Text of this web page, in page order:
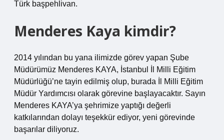
Türk başpehlivan.
Menderes Kaya kimdir?
2014 yılından bu yana ilimizde görev yapan Şube
Müdürümüz Menderes KAYA, İstanbul İl Milli Eğitim
Müdürlüğü’ne tayin edilmiş olup, burada İl Milli Eğitim
Müdür Yardımcısı olarak görevine başlayacaktır. Sayın
Menderes KAYA’ya şehrimize yaptığı değerli
katkılarından dolayı teşekkür ediyor, yeni görevinde
başarılar diliyoruz.